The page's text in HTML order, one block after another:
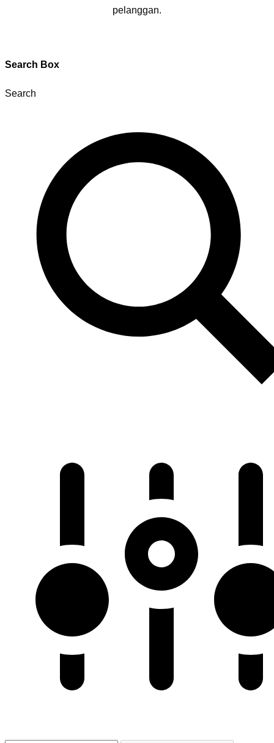
pelanggan.
Search Box
Search